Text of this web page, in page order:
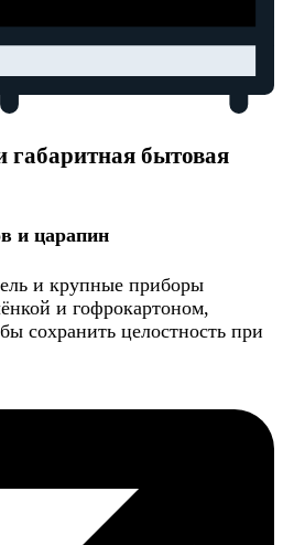
бытовая
и царапин
и крупные приборы
и гофрокартоном,
сохранить целостность при